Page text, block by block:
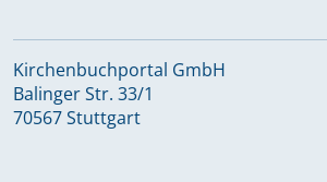
Taufen 1857-1883
Kirchenbuchportal GmbH
Balinger Str. 33/1
70567 Stuttgart